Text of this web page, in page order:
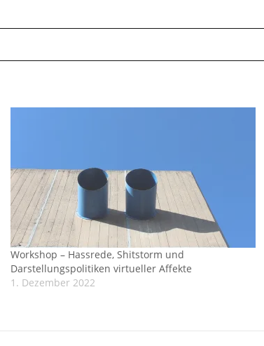
Workshop – Hassrede, Shitstorm und
Darstellungspolitiken virtueller Affekte
1. Dezember 2022